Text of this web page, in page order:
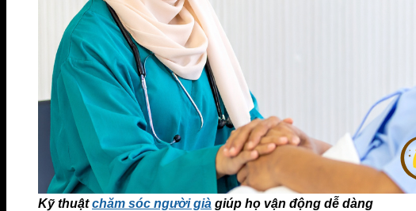
Kỹ thuậtchăm sóc người già giúp họ vận động dễ dàng